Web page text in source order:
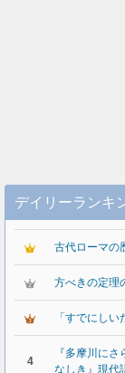
デイリーランキ
古代ローマ
方べきの定理
「すでにし
4
『多摩川に
なしき』現代